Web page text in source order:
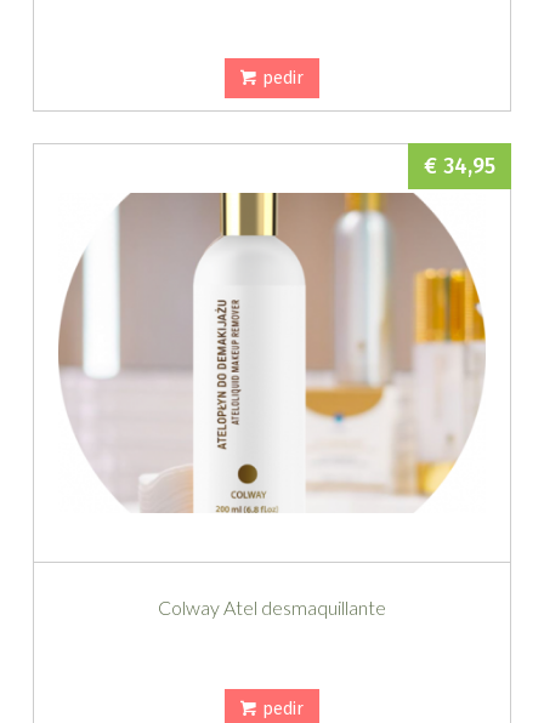
pedir
Colway Atel desmaquillante
€ 34,95
pedir